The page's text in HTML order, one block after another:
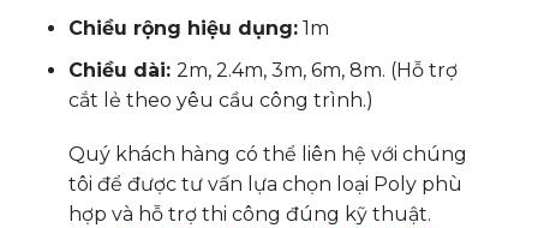
Chiều rộng hiệu dụng:1m
Chiều dài: 2m, 2.4m, 3m, 6m, 8m. (Hỗ trợ
cắt lẻ theo yêu cầu công trình.)
Quý khách hàng có thể liên hệ với chúng
tôi để được tư vấn lựa chọn loại Poly phù
hợp và hỗ trợ thi công đúng kỹ thuật.